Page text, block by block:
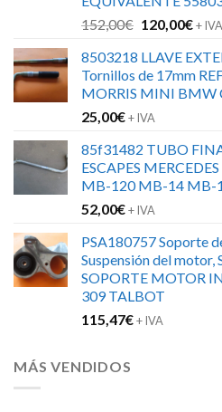
152,00€ El
original
era:
152,00€.
120,00€El
es:
+ IVA
8503218 LLAVE
Tornillos de 17mm
MORRIS MINI BMW
25,00€+ IVA
85f31482 TUBO
ESCAPES
MB-120 MB-14 MB-
52,00€+ IVA
PSA180757 Soporte
Suspensión del
SOPORTE MOTOR
309 TALBOT
115,47€+ IVA
MÁS VENDIDOS